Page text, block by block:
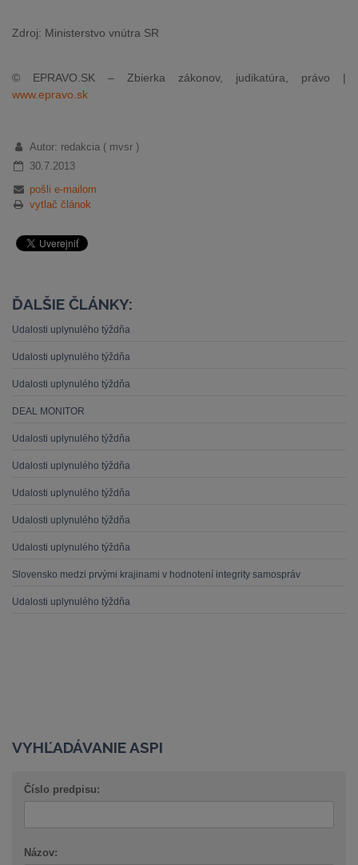
Zdroj: Ministerstvo vnútra SR
© EPRAVO.SK – Zbierka zákonov, judikatúra, právo |
www.epravo.sk
Autor: redakcia ( mvsr )
30.7.2013
pošli e-mailom
vytlač článok
ĎALŠIE ČLÁNKY:
Udalosti uplynulého týždňa
Udalosti uplynulého týždňa
Udalosti uplynulého týždňa
DEAL MONITOR
Udalosti uplynulého týždňa
Udalosti uplynulého týždňa
Udalosti uplynulého týždňa
Udalosti uplynulého týždňa
Udalosti uplynulého týždňa
Slovensko medzi prvými krajinami v hodnotení integrity samospráv
Udalosti uplynulého týždňa
VYHĽADÁVANIE ASPI
Číslo predpisu:
Názov: